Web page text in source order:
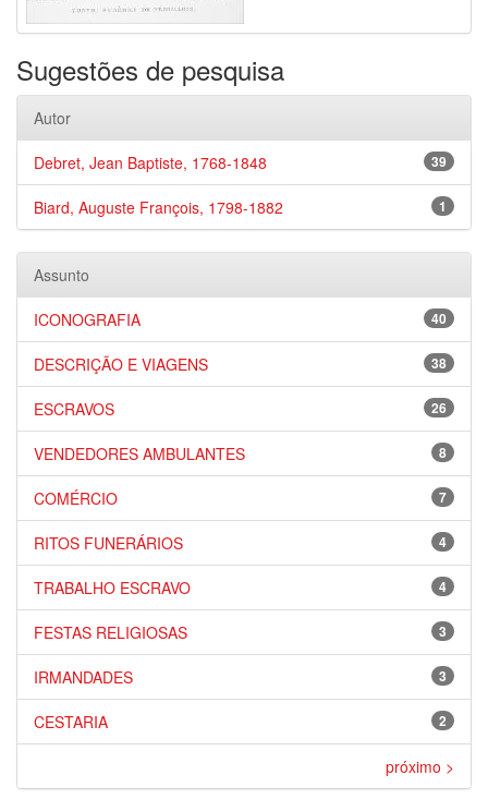
Sugestões de pesquisa
Autor
39
Debret, Jean Baptiste, 1768-1848
1
Biard, Auguste François, 1798-1882
Assunto
40
ICONOGRAFIA
38
DESCRIÇÃO E VIAGENS
26
ESCRAVOS
8
VENDEDORES AMBULANTES
7
COMÉRCIO
4
RITOS FUNERÁRIOS
4
TRABALHO ESCRAVO
3
FESTAS RELIGIOSAS
3
IRMANDADES
2
CESTARIA
próximo >